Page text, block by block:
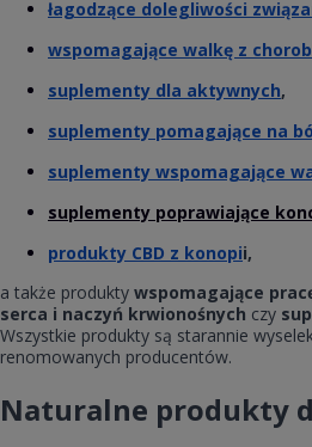
łagodzące dolegliwości
wspomagające walkę z
suplementy dla aktywnych,
suplementy pomagające na
suplementy wspomagające
suplementy poprawiające
produkty CBD z konopii,
a także produkty wspomagające
serca i naczyń krwionośnych czy
Wszystkie produkty są starannie
renomowanych producentów.
Naturalne produkty